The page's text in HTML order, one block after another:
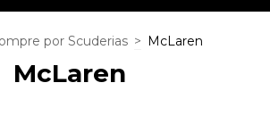
por Scuderias > McLaren
McLaren